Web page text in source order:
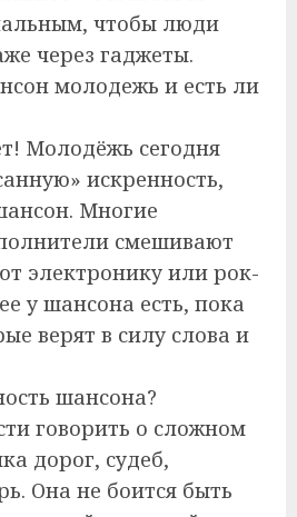
чтобы люди
через гаджеты.
молодежь и есть ли
Молодёжь сегодня
искренность,
Многие
смешивают
электронику или рок-
у шансона есть, пока
верят в силу слова и
шансона?
говорить о сложном
дорог, судеб,
Она не боится быть